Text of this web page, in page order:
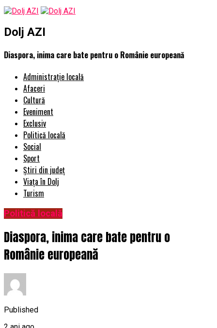
Dolj AZI
Diaspora, inima care bate pentru o Românie europeană
Administrație locală
Afaceri
Cultură
Eveniment
Exclusiv
Politică locală
Social
Sport
Știri din județ
Viața în Dolj
Turism
Politică locală
Diaspora, inima care bate pentru o
Românie europeană
Published